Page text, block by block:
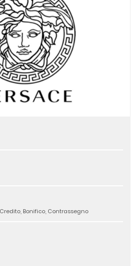
Bonifico, Contrassegno